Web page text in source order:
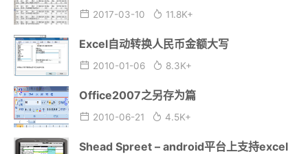
2017-03-10 11.8K+
Excel自动转换人民币金额大写
2010-01-06 8.3K+
Office2007之另存为篇
2010-06-21 4.5K+
Shead Spreet – android平台上支持excel